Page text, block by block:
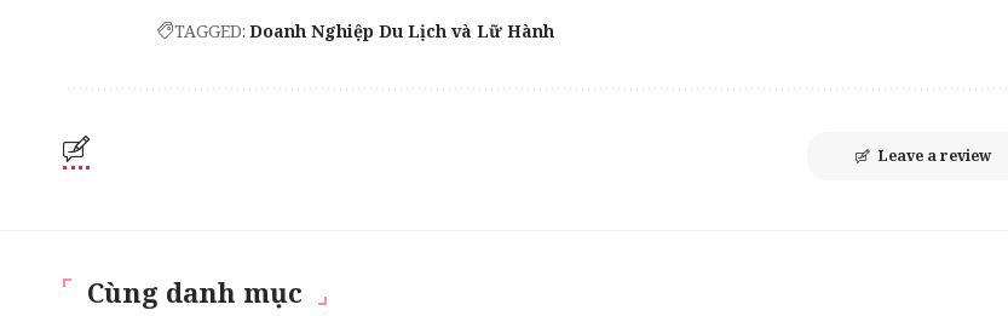
TAGGED: Doanh Nghiệp Du Lịch và Lữ Hành
Leave a review
Cùng danh mục